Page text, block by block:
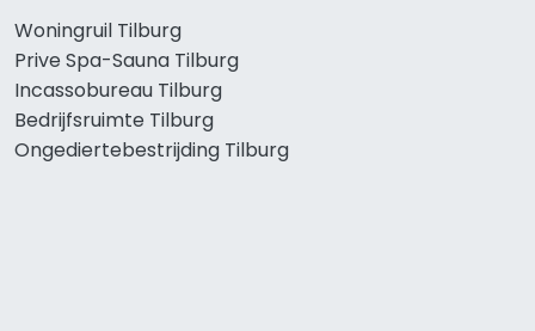
Woningruil Tilburg
Prive Spa-Sauna Tilburg
Incassobureau Tilburg
Bedrijfsruimte Tilburg
Ongediertebestrijding Tilburg